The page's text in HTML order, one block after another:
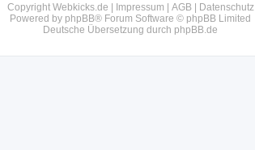
Copyright Webkicks.de | Impressum | AGB| Datenschutz
Powered by phpBB® Forum Software © phpBB Limited
Deutsche Übersetzung durch phpBB.de